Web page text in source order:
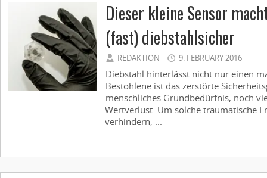
Dieser kleine Sensor
(fast) diebstahlsicher
REDAKTION 9. FEBRUARY 2016
Diebstahl hinterlässt nicht nur einen
Bestohlene ist das zerstörte
menschliches Grundbedürfnis, noch
Wertverlust. Um solche traumatische
verhindern, ...